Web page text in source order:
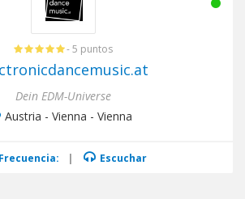
- 5 puntos
Dein EDM-Universe
Austria - Vienna - Vienna
Frecuencia: | Escuchar